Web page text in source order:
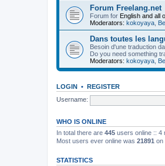
Forum Freelang.net
Forum for English and all
Moderators: kokoyaya
Dans toutes les
Besoin d'une traduction
Do you need something
Moderators: kokoyaya
LOGIN • REGISTER
Username:
WHO IS ONLINE
In total there are 445 users online :: 4
Most users ever online was 21891 on
STATISTICS